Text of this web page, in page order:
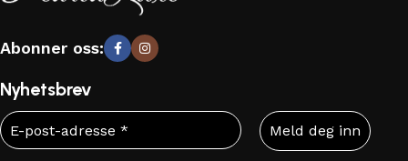
Abonner oss:
Nyhetsbrev